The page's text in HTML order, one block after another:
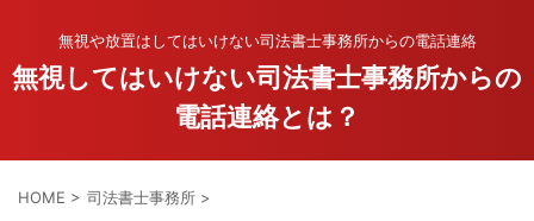
無視や放置はしてはいけない司法書士事務所からの電話連絡
無視してはいけない司法書士事務所からの
電話連絡とは？
HOME > 司法書士事務所 >